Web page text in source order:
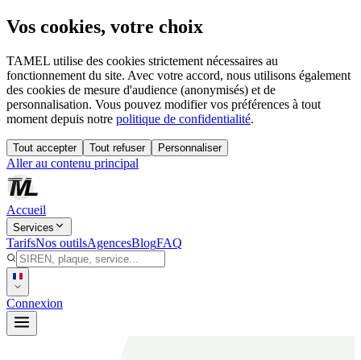
Vos cookies, votre choix
TAMEL utilise des cookies strictement nécessaires au
fonctionnement du site. Avec votre accord, nous utilisons également
des cookies de mesure d'audience (anonymisés) et de
personnalisation. Vous pouvez modifier vos préférences à tout
moment depuis notre politique de confidentialité.
Tout accepter Tout refuser Personnaliser
Aller au contenu principal
Accueil
Services
TarifsNos outilsAgencesBlogFAQ
Connexion